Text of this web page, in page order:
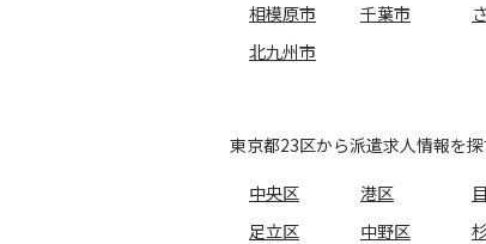
相模原市
千葉市
北九州市
東京都23区から派遣求人情報を
中央区
港区
足立区
中野区